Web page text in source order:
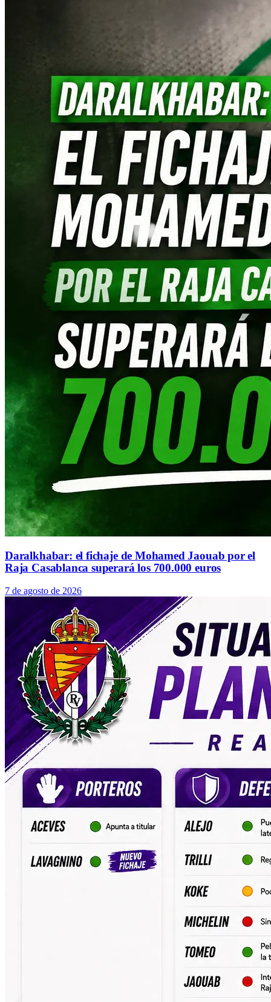
Daralkhabar: el fichaje de Mohamed Jaouab por el
Raja Casablanca superará los 700.000 euros
7 de agosto de 2026